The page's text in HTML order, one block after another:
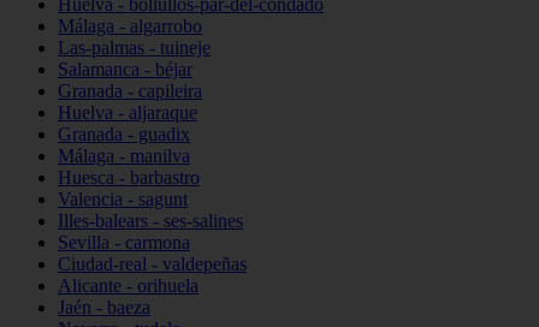
Huelva - bollullos-par-del-condado
Málaga - algarrobo
Las-palmas - tuineje
Salamanca - béjar
Granada - capileira
Huelva - aljaraque
Granada - guadix
Málaga - manilva
Huesca - barbastro
Valencia - sagunt
Illes-balears - ses-salines
Sevilla - carmona
Ciudad-real - valdepeñas
Alicante - orihuela
Jaén - baeza